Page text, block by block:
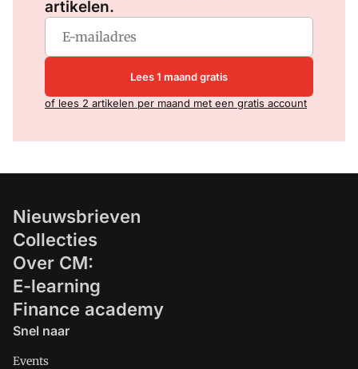
artikelen.
Lees 1 maand gratis
of lees 2 artikelen per maand met een gratis account
Nieuwsbrieven
Collecties
Over CM:
E-learning
Finance academy
Snel naar
Events